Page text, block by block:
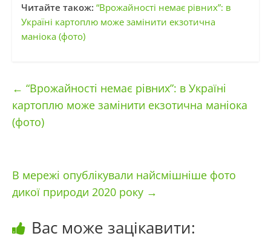
Читайте також: “Врожайності немає рівних”: в
Україні картоплю може замінити екзотична
маніока (фото)
← “Врожайності немає рівних”: в Україні
картоплю може замінити екзотична маніока
(фото)
В мережі опублікували найсмішніше фото
дикої природи 2020 року →
Вас може зацікавити: